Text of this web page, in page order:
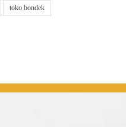
toko bondek